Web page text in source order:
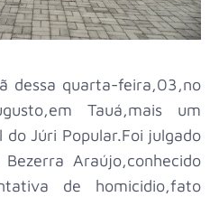
dessa quarta-feira,03,no
Tauá,mais um
Júri Popular.Foi julgado
Araújo,conhecido
de homicidio,fato